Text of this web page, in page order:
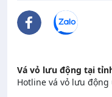
Vá vỏ lưu động tại
Hotline vá vỏ lưu